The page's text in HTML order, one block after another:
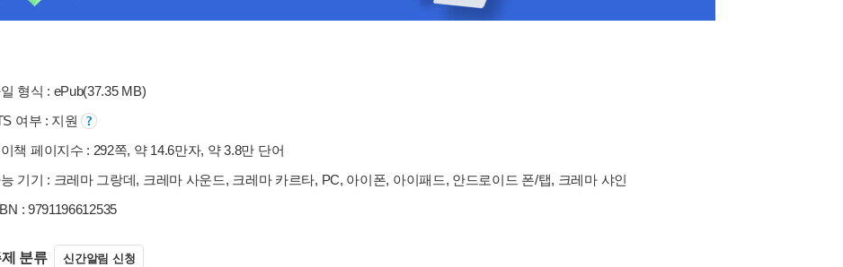
형식 : ePub(37.35 MB)
여부 : 지원
책 페이지수 : 292쪽, 약 14.6만자, 약 3.8만 단어
기기 : 크레마 그랑데, 크레마 사운드, 크레마 카르타, PC, 아이폰, 아이패드, 안드로이드 폰/탭, 크레마 샤인
: 9791196612535
분류 신간알림 신청